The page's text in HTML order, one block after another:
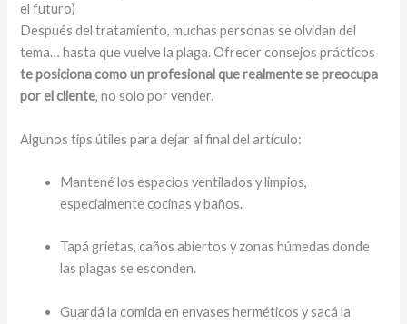
el futuro)
Después del tratamiento, muchas personas se olvidan del
tema… hasta que vuelve la plaga. Ofrecer consejos prácticos
te posiciona como un profesional que realmente se preocupa
por el cliente, no solo por vender.
Algunos tips útiles para dejar al final del artículo:
Mantené los espacios ventilados y limpios,
especialmente cocinas y baños.
Tapá grietas, caños abiertos y zonas húmedas donde
las plagas se esconden.
Guardá la comida en envases herméticos y sacá la